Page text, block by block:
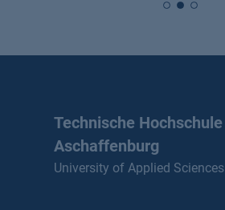
Technische Hochschule
Aschaffenburg
University of Applied Sciences